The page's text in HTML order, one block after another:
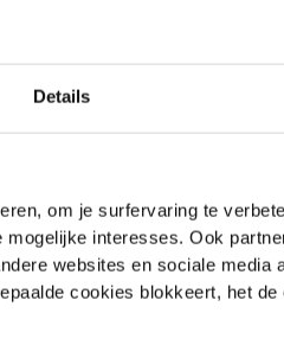
Details
om je surfervaring te
interesses. Ook
websites en sociale media
cookies blokkeert, het
aangegeven dat alle
op basis van
terugbetaling zullen
van Eerste Aanleg van
) en de vereffenaar ( klik hier
de liquidator op https://
aangesteld?
voor
van de